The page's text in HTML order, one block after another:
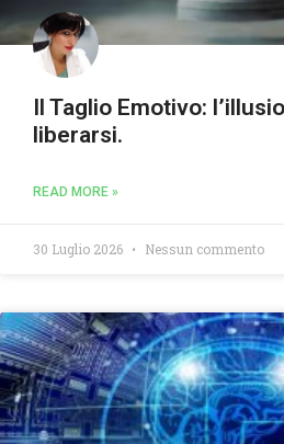
Il Taglio Emotivo:
liberarsi.
READ MORE »
30 Luglio 2026 Nessun commento